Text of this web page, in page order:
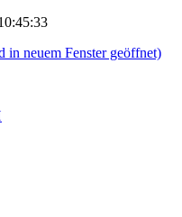
in neuem Fenster geöffnet)